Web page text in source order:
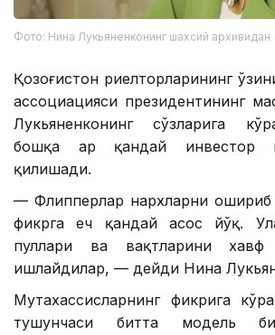
Фото: Нина Лукьяненконинг шахсий архивидан
Қозоғистон риелторларининг
ассоциацияси президентининг
Лукьяненконинг сўзларига
бошқа ҳар қандай инвестор
қилишади.
— Флипперлар нархларни
фикрга ҳеч қандай асос йўқ.
пуллари ва вақтларини хавф
ишлайдилар, — дейди Нина
Мутахассисларнинг фикрига
тушунчаси битта модель